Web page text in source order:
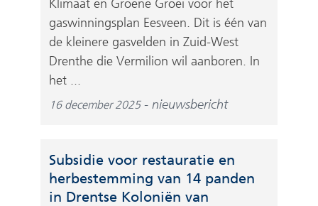
Klimaat en Groene Groei voor het
gaswinningsplan Eesveen. Dit is één van
de kleinere gasvelden in Zuid-West
Drenthe die Vermilion wil aanboren. In
het ...
16 december 2025 nieuwsbericht
Subsidie voor restauratie en
herbestemming van 14 panden
in Drentse Koloniën van